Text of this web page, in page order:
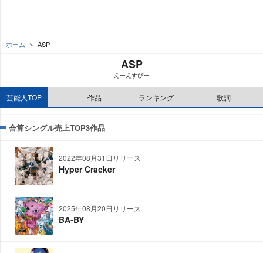
ホーム ASP
ASP
えーえすぴー
芸能人TOP 作品 ランキング 歌詞
合算シングル売上TOP3作品
2022年08月31日リリース
Hyper Cracker
2025年08月20日リリース
BA-BY